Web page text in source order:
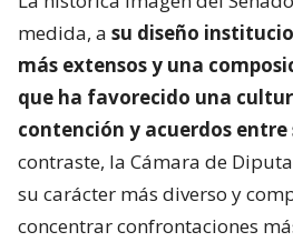
medida, a su diseño
más extensos y una
que ha favorecido una
contención y acuerdos
contraste, la Cámara de
su carácter más diverso y
concentrar confrontaciones